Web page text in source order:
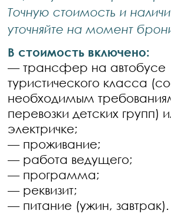
Точную стоимость и
уточняйте на момент
В стоимость включено:
— трансфер на автобусе
туристического класса
необходимым
перевозки детских групп)
электричке;
— проживание;
— работа ведущего;
— программа;
— реквизит;
— питание (ужин, завтрак).